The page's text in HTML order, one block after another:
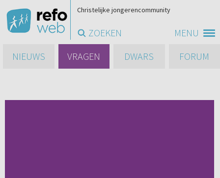
MENU
Christelijke jongerencommunity
ZOEKEN
NIEUWS
VRAGEN DWARS FORUM